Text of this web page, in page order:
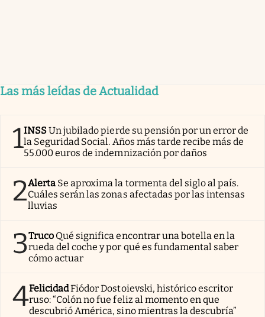
Las más leídas de Actualidad
1INSSUn jubilado pierde su pensión por un error de
la Seguridad Social. Años más tarde recibe más de
55.000 euros de indemnización por daños
2Alerta Se aproxima la tormenta del siglo al país.
Cuáles serán las zonas afectadas por las intensas
lluvias
3Truco Qué significa encontrar una botella en la
rueda del coche y por qué es fundamental saber
cómo actuar
4FelicidadFiódor Dostoievski, histórico escritor
ruso: “Colón no fue feliz al momento en que
descubrió América, sino mientras la descubría”